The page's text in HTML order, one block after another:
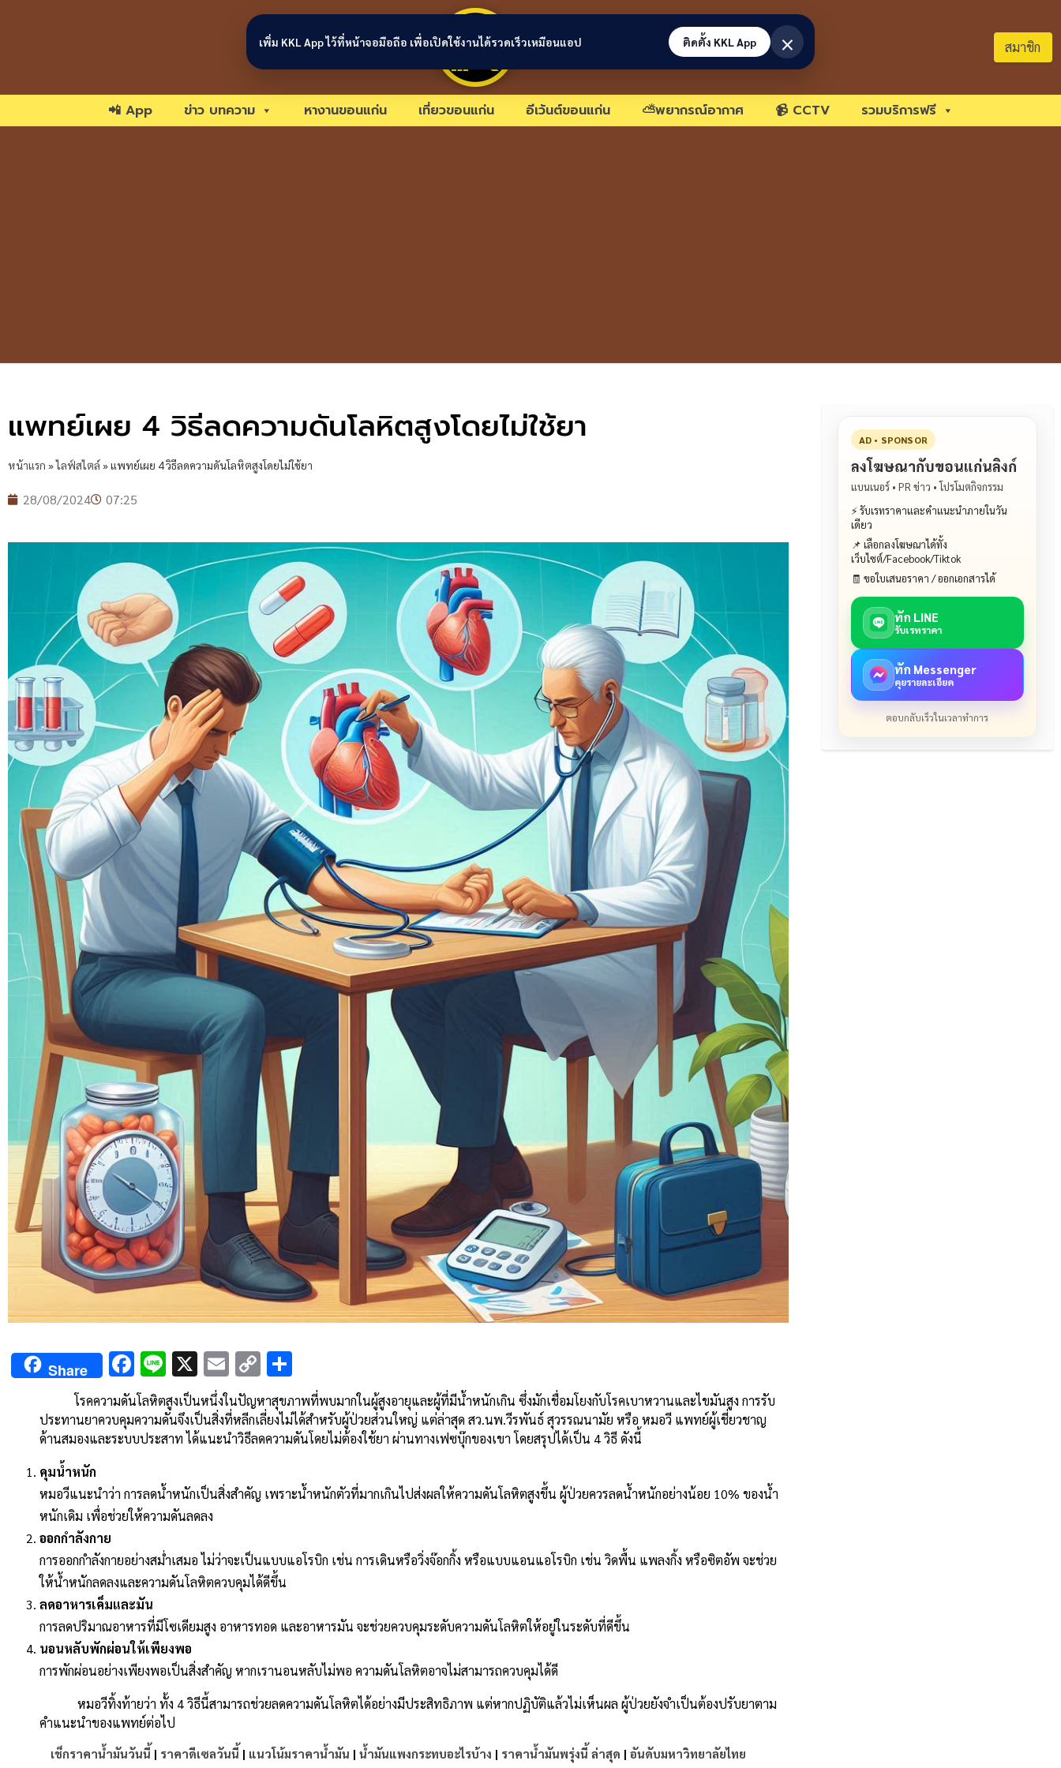
ขอนแก่นลิงก์ สมาชิก
📲 App ข่าว บทความ หางานขอนแก่น เที่ยวขอนแก่น อีเว้นต์ขอนแก่น ⛅พยากรณ์อากาศ 📹 CCTV รวมบริการฟรี
แพทย์เผย 4 วิธีลดความดันโลหิตสูงโดยไม่ใช้ยา
หน้าแรก »ไลฟ์สไตล์»แพทย์เผย 4 วิธีลดความดันโลหิตสูงโดยไม่ใช้ยา
28/08/2024 07:25
Share Facebook
Line
X Email
Copy
Link
โรคความดันโลหิตสูงเป็นหนึ่งในปัญหาสุขภาพที่พบมากในผู้สูงอายุและผู้ที่มีน้ำหนักเกิน ซึ่งมักเชื่อมโยงกับโรคเบาหวานและไขมันสูง การรับ
ประทานยาควบคุมความดันจึงเป็นสิ่งที่หลีกเลี่ยงไม่ได้สำหรับผู้ป่วยส่วนใหญ่ แต่ล่าสุด สว.นพ.วีรพันธ์ สุวรรณนามัย หรือ หมอวี แพทย์ผู้เชี่ยวชาญ
ด้านสมองและระบบประสาท ได้แนะนำวิธีลดความดันโดยไม่ต้องใช้ยา ผ่านทางเฟซบุ๊กของเขา โดยสรุปได้เป็น 4 วิธี ดังนี้
คุมน้ำหนัก
หมอวีแนะนำว่า การลดน้ำหนักเป็นสิ่งสำคัญ เพราะน้ำหนักตัวที่มากเกินไปส่งผลให้ความดันโลหิตสูงขึ้น ผู้ป่วยควรลดน้ำหนักอย่างน้อย 10% ของน้ำ
หนักเดิม เพื่อช่วยให้ความดันลดลง
ออกกำลังกาย
การออกกำลังกายอย่างสม่ำเสมอ ไม่ว่าจะเป็นแบบแอโรบิก เช่น การเดินหรือวิ่งจ๊อกกิ้ง หรือแบบแอนแอโรบิก เช่น วิดพื้น แพลงกิ้ง หรือซิตอัพ จะช่วย
ให้น้ำหนักลดลงและความดันโลหิตควบคุมได้ดีขึ้น
ลดอาหารเค็มและมัน
การลดปริมาณอาหารที่มีโซเดียมสูง อาหารทอด และอาหารมัน จะช่วยควบคุมระดับความดันโลหิตให้อยู่ในระดับที่ดีขึ้น
นอนหลับพักผ่อนให้เพียงพอ
การพักผ่อนอย่างเพียงพอเป็นสิ่งสำคัญ หากเรานอนหลับไม่พอ ความดันโลหิตอาจไม่สามารถควบคุมได้ดี
หมอวีทิ้งท้ายว่า ทั้ง 4 วิธีนี้สามารถช่วยลดความดันโลหิตได้อย่างมีประสิทธิภาพ แต่หากปฏิบัติแล้วไม่เห็นผล ผู้ป่วยยังจำเป็นต้องปรับยาตาม
คำแนะนำของแพทย์ต่อไป
เช็กราคาน้ำมันวันนี้ | ราคาดีเซลวันนี้ | แนวโน้มราคาน้ำมัน | น้ำมันแพงกระทบอะไรบ้าง | ราคาน้ำมันพรุ่งนี้ ล่าสุด | อันดับมหาวิทยาลัยไทย
AD • SPONSOR
ลงโฆษณากับขอนแก่นลิงก์
แบนเนอร์ • PR ข่าว • โปรโมตกิจกรรม
⚡ รับเรทราคาและคำแนะนำภายในวัน
เดียว
📌 เลือกลงโฆษณาได้ทั้ง
เว็บไซต์/Facebook/Tiktok
🧾 ขอใบเสนอราคา / ออกเอกสารได้
ทัก LINE
รับเรทราคา
ทัก Messenger
คุยรายละเอียด
ตอบกลับเร็วในเวลาทำการ
เพิ่ม KKL App ไว้ที่หน้าจอมือถือ เพื่อเปิดใช้งานได้รวดเร็วเหมือนแอป ติดตั้ง KKL App ×